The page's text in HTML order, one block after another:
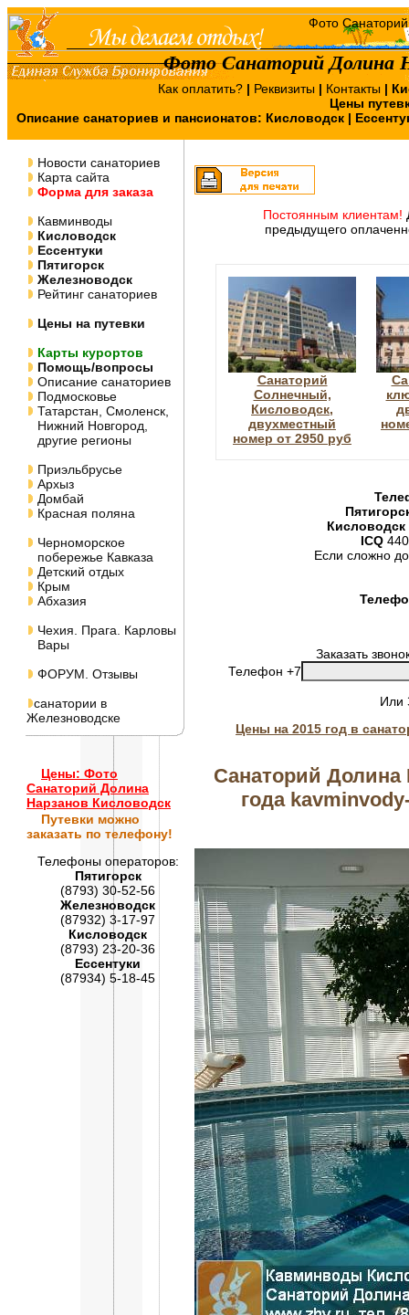
Фото Санаторий Долина
Как оплатить? | Реквизиты | Контакты |
Цены
Описание санаториев и пансионатов: Кисловодск |
Новости санаториев
Карта сайта
Форма для заказа
Кавминводы
Кисловодск
Ессентуки
Пятигорск
Железноводск
Рейтинг санаториев
Цены на путевки
Карты курортов
Помощь/вопросы
Описание санаториев
Подмосковье
Татарстан, Смоленск,
Нижний Новгород,
другие регионы
Приэльбрусье
Архыз
Домбай
Красная поляна
Черноморское
побережье Кавказа
Детский отдых
Крым
Абхазия
Чехия. Прага. Карловы
Вары
ФОРУМ. Отзывы
санатории в
Железноводске
Цены: Фото
Санаторий Долина
Нарзанов Кисловодск
Путевки можно
заказать по телефону!
Телефоны операторов:
Пятигорск
(8793) 30-52-56
Железноводск
(87932) 3-17-97
Кисловодск
(8793) 23-20-36
Ессентуки
(87934) 5-18-45
Постоянным клиентам!
предыдущего
Санаторий
Солнечный,
Кисловодск,
двухместный
номер от 2950 руб
Кисловодск
ICQ
Если сложно
Заказать
Телефон +7
Цены на 2015 год в
Санаторий Долина
года